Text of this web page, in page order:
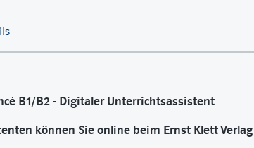
B1/B2 - Digitaler Unterrichtsassistent
können Sie online beim Ernst Klett